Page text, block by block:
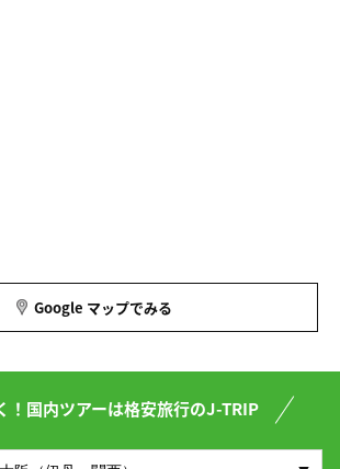
Google マップでみる
！国内ツアーは格安旅行のJ-TRIP